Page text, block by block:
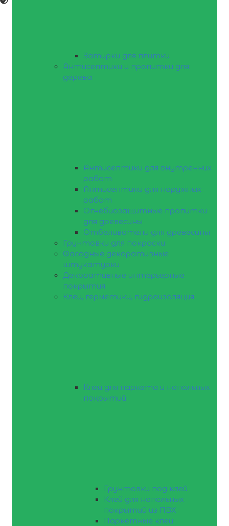
Затирки для плитки
Антисептики и пропитки для
дерева
Антисептики для внутренних
работ
Антисептики для наружных
работ
Огнебиозащитные пропитки
для древесины
Отбеливатели для древесины
Грунтовки для покраски
Фасадные декоративные
штукатурки
Декоративные интерьерные
покрытия
Клеи, герметики, гидроизоляция
Клеи для паркета и напольных
покрытий
Грунтовки под клей
Клей для напольных
покрытий из ПВХ
Паркетные клеи